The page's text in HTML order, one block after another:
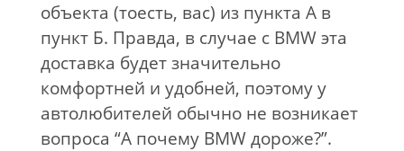
объекта (тоесть, вас) из пункта А в
пункт Б. Правда, в случае с BMW эта
доставка будет значительно
комфортней и удобней, поэтому у
автолюбителей обычно не возникает
вопроса “А почему BMW дороже?”.